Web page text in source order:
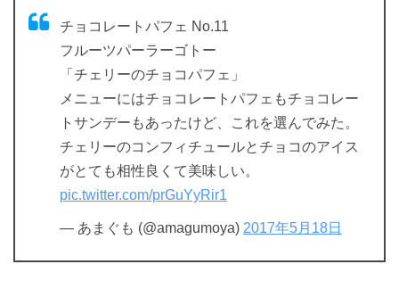
チョコレートパフェ No.11
フルーツパーラーゴトー
「チェリーのチョコパフェ」
メニューにはチョコレートパフェもチョコレー
トサンデーもあったけど、これを選んでみた。
チェリーのコンフィチュールとチョコのアイス
がとても相性良くて美味しい。
pic.twitter.com/prGuYyRir1
— あまぐも (@amagumoya) 2017年5月18日